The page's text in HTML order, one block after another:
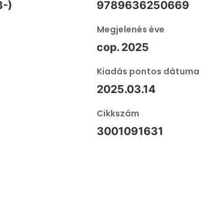
) 9789636250669
Megjelenés éve
cop. 2025
Kiadás pontos dátuma
2025.03.14
Cikkszám
3001091631